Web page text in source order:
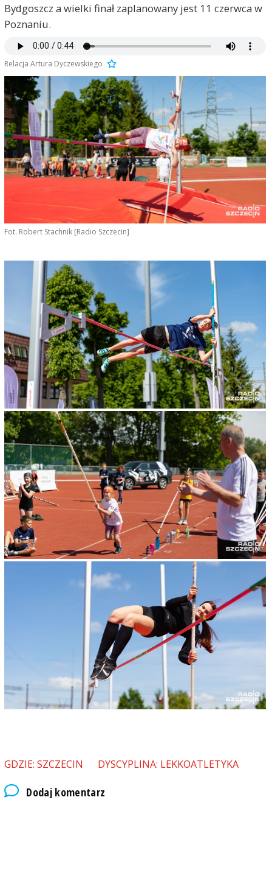
Bydgoszcz a wielki finał zaplanowany jest 11 czerwca w
Poznaniu.
Relacja Artura Dyczewskiego
Fot. Robert Stachnik [Radio Szczecin]
GDZIE: SZCZECIN DYSCYPLINA: LEKKOATLETYKA
Dodaj komentarz